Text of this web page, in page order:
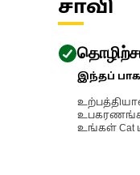
சாவி
இந்தப்
உங்கள் Cat